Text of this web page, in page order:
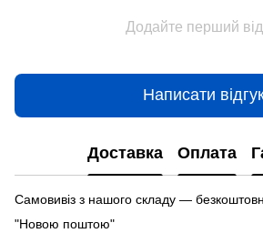
Додайте перший
Написати
Доставка Оплата
Самовивіз з нашого складу —
"Новою поштою"